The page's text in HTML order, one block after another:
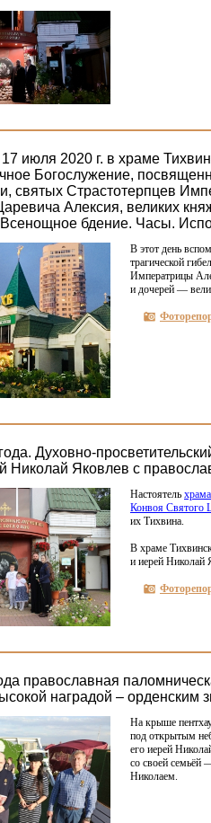
17 июля 2020 г. в храме
Богослужение,
святых Страстотерпцев
Алексия, великих
бдение. Часы.
В этот день
трагической
Императрицы
и дочерей —
Духовно-
Николай Яковлев с
Настоятель
Конвоя Святого
их Тихвина.
В храме
и иерей Николай
православная
наградой – орденским
На крыше
под открытым
его иерей
со своей семьёй
Николаем.